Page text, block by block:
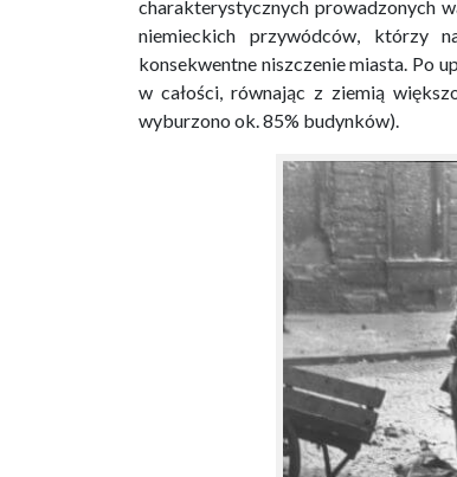
charakterystycznych prowadzonych
niemieckich przywódców, którzy
konsekwentne niszczenie miasta. Po
w całości, równając z ziemią
wyburzono ok. 85% budynków).